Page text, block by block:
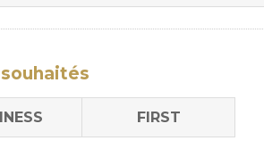
souhaités
FIRST